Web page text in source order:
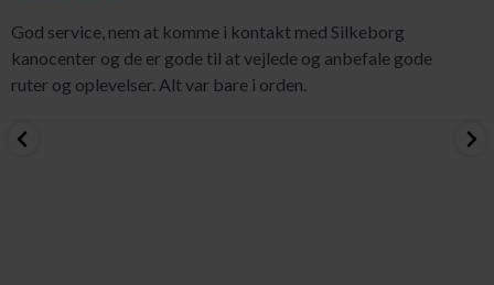
God service, nem at komme i kontakt med Silkeborg
kanocenter og de er gode til at vejlede og anbefale gode
ruter og oplevelser. Alt var bare i orden.